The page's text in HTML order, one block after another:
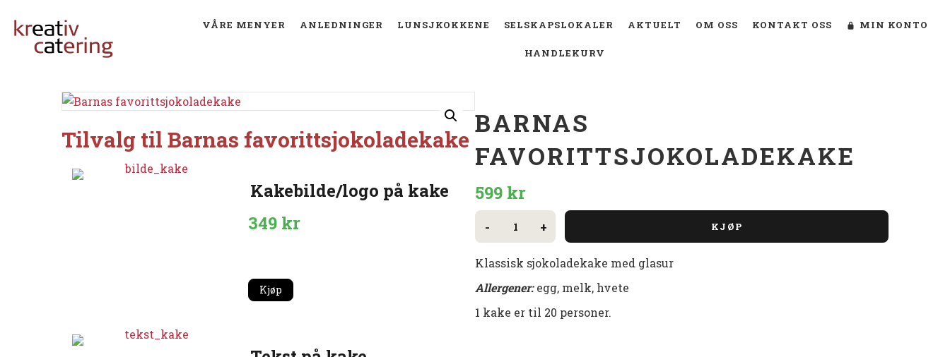
VÅRE MENYER ANLEDNINGER LUNSJKOKKENE SELSKAPSLOKALER AKTUELT OM OSS KONTAKT OSS MIN KONTO
HANDLEKURV
Tilvalg til Barnas favorittsjokoladekake
Kakebilde/logo på kake
349 kr
Kjøp
BARNAS
FAVORITTSJOKOLADEKAKE
599 kr
-
Barnas
favorittsjokoladekake
+ KJØP
Klassisk sjokoladekake med glasur
Allergener:egg, melk, hvete
1 kake er til 20 personer.